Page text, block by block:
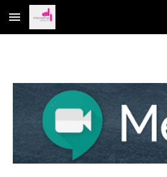
Skip to main content